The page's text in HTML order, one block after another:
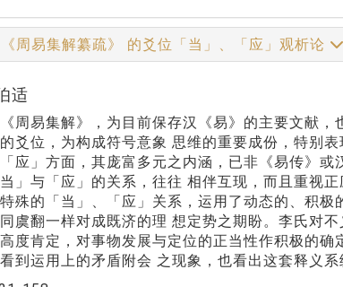
周易集解纂疏》 的爻位「当」、「应」观析论
适
周易集解》，为目前保存汉《易》的主要文献
爻位，为构成符号意象 思维的重要成份，特别
「应」方面，其庞富多元之内涵，已非《易传》
」与「应」的关系，往往 相伴互现，而且重视
殊的「当」、「应」关系，运用了动态的、积
虞翻一样对成既济的理 想定势之期盼。李氏对
度肯定，对事物发展与定位的正当性作积极的
到运用上的矛盾附会 之现象，也看出这套释义系